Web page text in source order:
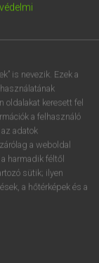
is nevezik. Ezek a
oldalakat keresett fel
a felhasználó
adatok
a weboldal
harmadik féltől
sütik; ilyen
a hőtérképek és a
Ω
AltGr